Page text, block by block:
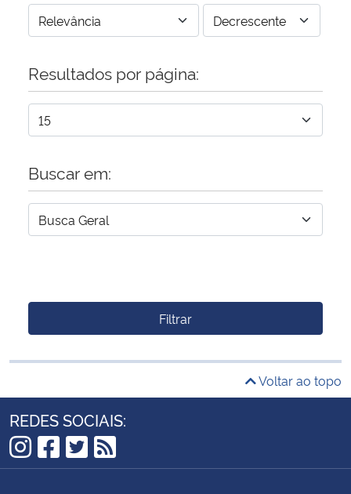
Resultados por página:
Buscar em:
Filtrar
Voltar ao topo
REDES SOCIAIS:
Instagram
Facebook
Twitter
RSS